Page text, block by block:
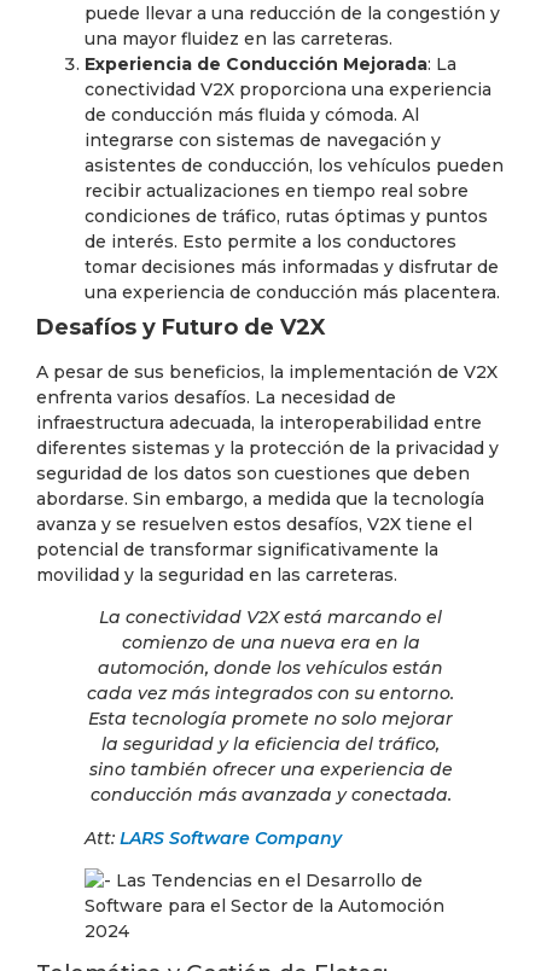
puede llevar a una reducción de la congestión y
una mayor fluidez en las carreteras.
Experiencia de Conducción Mejorada: La
conectividad V2X proporciona una experiencia
de conducción más fluida y cómoda. Al
integrarse con sistemas de navegación y
asistentes de conducción, los vehículos pueden
recibir actualizaciones en tiempo real sobre
condiciones de tráfico, rutas óptimas y puntos
de interés. Esto permite a los conductores
tomar decisiones más informadas y disfrutar de
una experiencia de conducción más placentera.
Desafíos y Futuro de V2X
A pesar de sus beneficios, la implementación de V2X
enfrenta varios desafíos. La necesidad de
infraestructura adecuada, la interoperabilidad entre
diferentes sistemas y la protección de la privacidad y
seguridad de los datos son cuestiones que deben
abordarse. Sin embargo, a medida que la tecnología
avanza y se resuelven estos desafíos, V2X tiene el
potencial de transformar significativamente la
movilidad y la seguridad en las carreteras.
La conectividad V2X está marcando el
comienzo de una nueva era en la
automoción, donde los vehículos están
cada vez más integrados con su entorno.
Esta tecnología promete no solo mejorar
la seguridad y la eficiencia del tráfico,
sino también ofrecer una experiencia de
conducción más avanzada y conectada.
Att: LARS Software Company